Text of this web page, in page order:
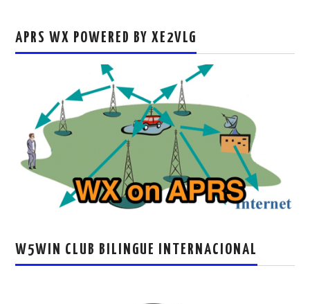
APRS WX POWERED BY XE2VLG
W5WIN CLUB BILINGUE INTERNACIONAL